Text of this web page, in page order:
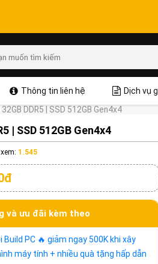
Thông tin liên hệ Dịch vụ
DDR5 | SSD 512GB Gen4x4
| SSD 512GB Gen4x4
1.545
và ưu đãi kèm theo
Build PC 🔥 giảm ngay 500K khi xây
máy tính + nhiều quà tặng hấp dẫn